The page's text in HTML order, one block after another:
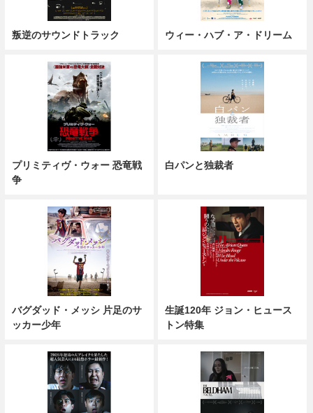
叛逆のサウンドトラック ウィー・ハブ・ア・ドリーム
プリミティヴ・ウォー 恐竜戦
争
白パンと独裁者
バグダッド・メッシ 片足のサ
ッカー少年
生誕120年 ジョン・ヒュース
トン特集